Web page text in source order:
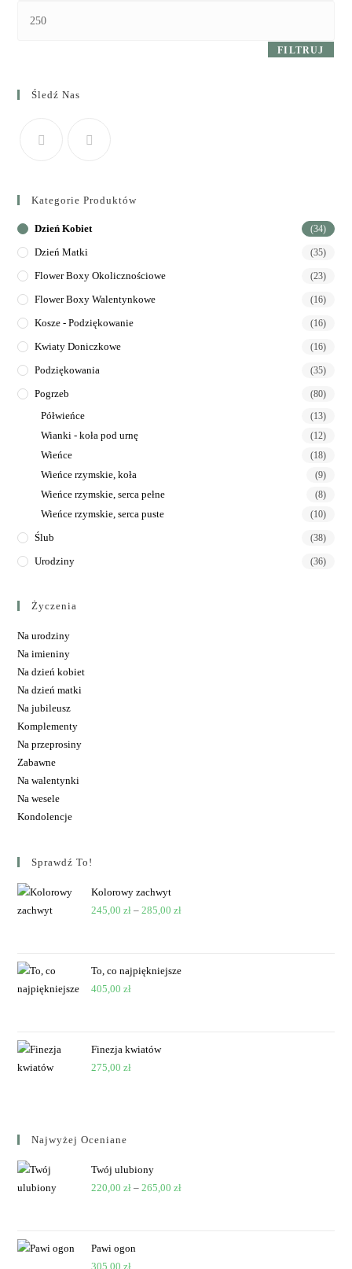
FILTRUJ
Śledź Nas
Kategorie Produktów
Dzień Kobiet (34)
Dzień Matki (35)
Flower Boxy Okolicznościowe (23)
Flower Boxy Walentynkowe (16)
Kosze - Podziękowanie (16)
Kwiaty Doniczkowe (16)
Podziękowania (35)
Pogrzeb (80)
Półwieńce (13)
Wianki - koła pod urnę (12)
Wieńce (18)
Wieńce rzymskie, koła (9)
Wieńce rzymskie, serca pełne (8)
Wieńce rzymskie, serca puste (10)
Ślub (38)
Urodziny (36)
Życzenia
Na urodziny
Na imieniny
Na dzień kobiet
Na dzień matki
Na jubileusz
Komplementy
Na przeprosiny
Zabawne
Na walentynki
Na wesele
Kondolencje
Sprawdź To!
Kolorowy zachwyt
245,00zł – 285,00zł
To, co najpiękniejsze
405,00zł
Finezja kwiatów
275,00zł
Najwyżej Oceniane
Twój ulubiony
220,00zł – 265,00zł
Pawi ogon
305,00zł